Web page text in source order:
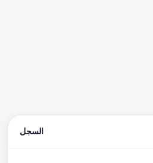
السجل